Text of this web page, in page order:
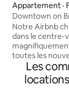
Appartement ·
Downtown on
Notre Airbnb
dans le centre-
toutes les
électriques et de
ville. Conçu et
professionnels
Les